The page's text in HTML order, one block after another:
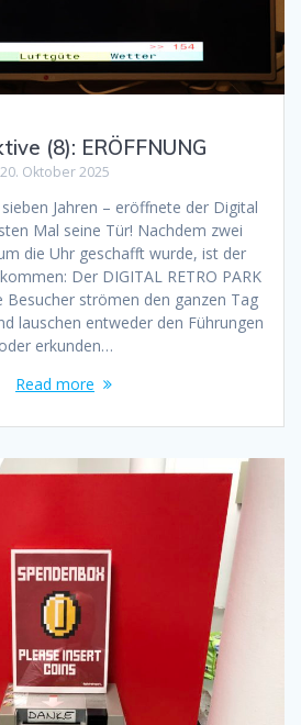
(8): ERÖFFNUNG
20. Oktober 2025
Jahren – eröffnete der Digital
Mal seine Tür! Nachdem zwei
die Uhr geschafft wurde, ist der
Der DIGITAL RETRO PARK
strömen den ganzen Tag
lauschen entweder den Führungen
oder erkunden…
Read more